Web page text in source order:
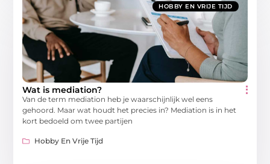
HOBBY EN VRIJE TIJD
Wat is mediation?
Van de term mediation heb je waarschijnlijk wel eens
gehoord. Maar wat houdt het precies in? Mediation is in het
kort bedoeld om twee partijen
Hobby En Vrije Tijd